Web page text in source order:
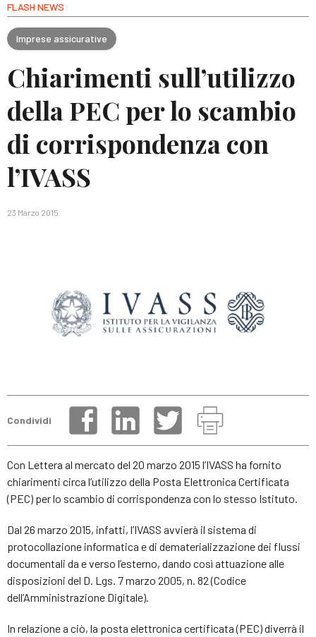
FLASH NEWS
Imprese assicurative
Chiarimenti sull’utilizzo
della PEC per lo scambio
di corrispondenza con
l’IVASS
23 Marzo 2015
Condividi
Con Lettera al mercato del 20 marzo 2015 l’IVASS ha fornito
chiarimenti circa l’utilizzo della Posta Elettronica Certificata
(PEC) per lo scambio di corrispondenza con lo stesso Istituto.
Dal 26 marzo 2015, infatti, l’IVASS avvierà il sistema di
protocollazione informatica e di dematerializzazione dei flussi
documentali da e verso l’esterno, dando così attuazione alle
disposizioni del D. Lgs. 7 marzo 2005, n. 82 (Codice
dell’Amministrazione Digitale).
In relazione a ciò, la posta elettronica certificata (PEC) diverrà il